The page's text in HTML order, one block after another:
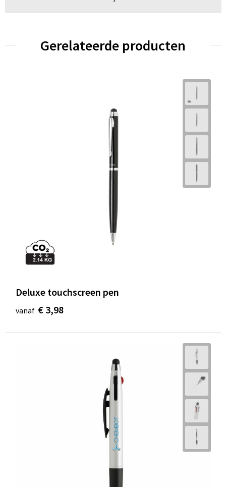
Gerelateerde producten
Deluxe touchscreen pen
vanaf € 3,98